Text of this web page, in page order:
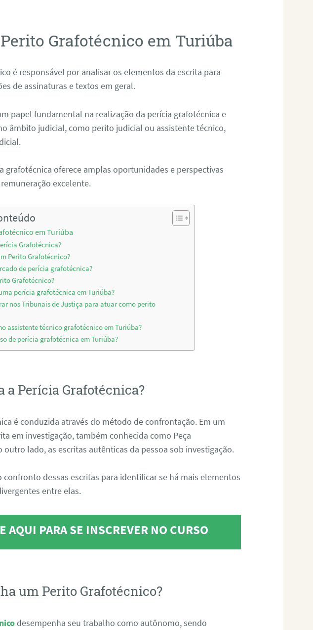
Grafotécnico em Turiúba
é responsável por analisar os elementos da escrita para
de assinaturas e textos em geral.
papel fundamental na realização da perícia grafotécnica e
âmbito judicial, como perito judicial ou assistente técnico,
grafotécnica oferece amplas oportunidades e perspectivas
excelente.
em Turiúba
Grafotécnica?
Perito Grafotécnico?
de perícia grafotécnica?
Grafotécnico?
perícia grafotécnica em Turiúba?
nos Tribunais de Justiça para atuar como perito
assistente técnico grafotécnico em Turiúba?
de perícia grafotécnica em Turiúba?
a Perícia Grafotécnica?
é conduzida através do método de confrontação. Em um
em investigação, também conhecida como Peça
outro lado, as escritas autênticas da pessoa sob investigação.
confronto dessas escritas para identificar se há mais elementos
entre elas.
AQUI PARA SE INSCREVER NO CURSO
um Perito Grafotécnico?
desempenha seu trabalho como autônomo, sendo